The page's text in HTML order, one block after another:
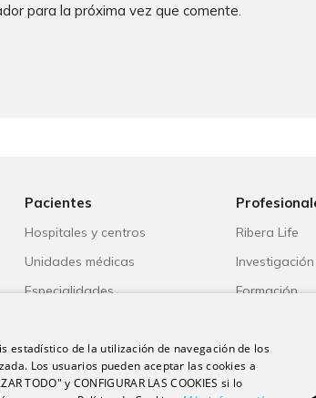
para la próxima vez que comente.
Pacientes
Hospitales y centros
Unidades médicas
Especialidades
Portal del paciente
Ribera Life
Investigación
Formación
Trabaja con
estadístico de la utilización de navegación de los
Los usuarios pueden aceptar las cookies a
TODO" y CONFIGURAR LAS COOKIES si lo